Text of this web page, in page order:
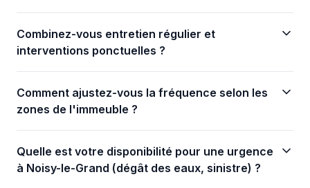
Combinez-vous entretien régulier et
interventions ponctuelles ?
Comment ajustez-vous la fréquence selon les
zones de l'immeuble ?
Quelle est votre disponibilité pour une urgence
à Noisy-le-Grand (dégât des eaux, sinistre) ?